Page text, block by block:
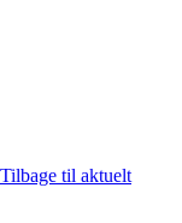
Tilbage til aktuelt